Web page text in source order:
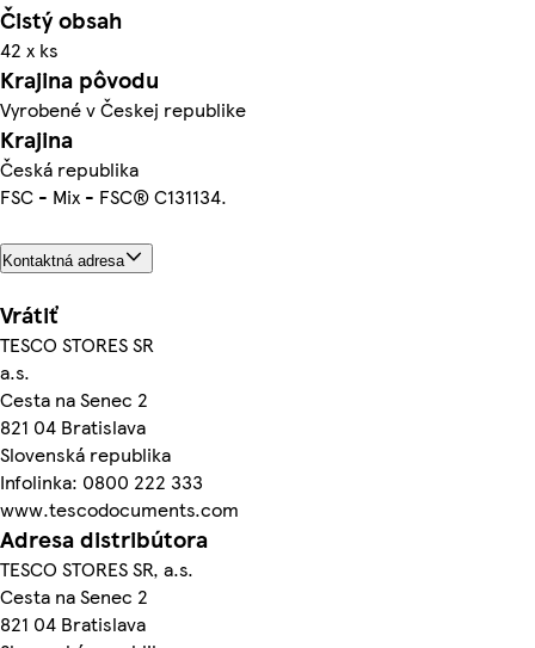
Čistý obsah
42 x ks
Krajina pôvodu
Vyrobené v Českej republike
Krajina
Česká republika
FSC - Mix - FSC® C131134.
Kontaktná adresa
Vrátiť
TESCO STORES SR
a.s.
Cesta na Senec 2
821 04 Bratislava
Slovenská republika
Infolinka: 0800 222 333
www.tescodocuments.com
Adresa distribútora
TESCO STORES SR, a.s.
Cesta na Senec 2
821 04 Bratislava